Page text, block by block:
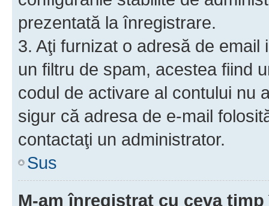
prezentată la înregistrare.
3. Aţi furnizat o adresă de
un filtru de spam, acestea fiind
codul de activare al contului nu
sigur că adresa de e-mail
contactaţi un administrator.
Sus
M-am înregistrat cu ceva